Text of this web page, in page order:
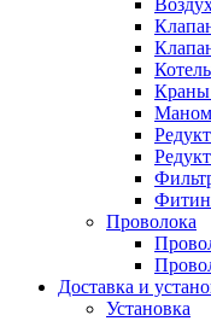
Проволока
Доставка и
Установка